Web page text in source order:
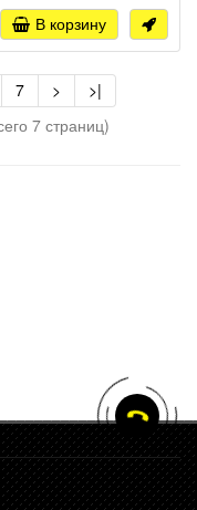
В корзину
7 >
>|
7 страниц)